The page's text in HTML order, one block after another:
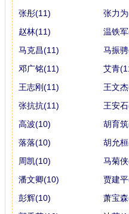
张彤(11)
张力
赵林(11)
温铁
马克昌(11)
马振
邓广铭(11)
艾青
王志刚(11)
王文
张抗抗(11)
王安
高波(10)
胡育
落落(10)
胡允
周凯(10)
马菊
潘文卿(10)
贾建
彭辉(10)
萧宝